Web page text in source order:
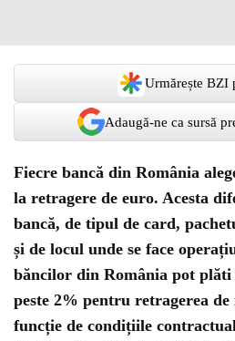
Urmărește BZI
Adaugă-ne ca sursă
Fiecre bancă din România
la retragere de euro. Acesta
bancă, de tipul de card,
și de locul unde se face
băncilor din România pot plăti
peste 2% pentru retragerea
funcție de condițiile